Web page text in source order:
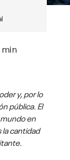
y, por lo
pública. El
en
la cantidad